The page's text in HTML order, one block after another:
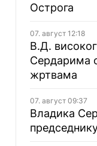
Острога
07. август 12:18
В.Д.
Сердарима
жртвама
07. август 09:37
Владика